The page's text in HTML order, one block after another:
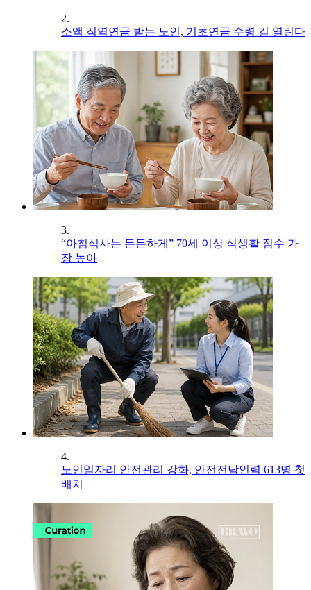
2.
소액 직역연금 받는 노인, 기초연금 수령 길 열린다
3.
“아침식사는 든든하게” 70세 이상 식생활 점수 가
장 높아
4.
노인일자리 안전관리 강화, 안전전담인력 613명 첫
배치